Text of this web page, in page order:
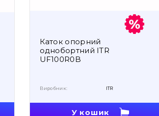
Каток опорний
однобортний ITR
UF100R0B
Виробник: ITR
У кошик